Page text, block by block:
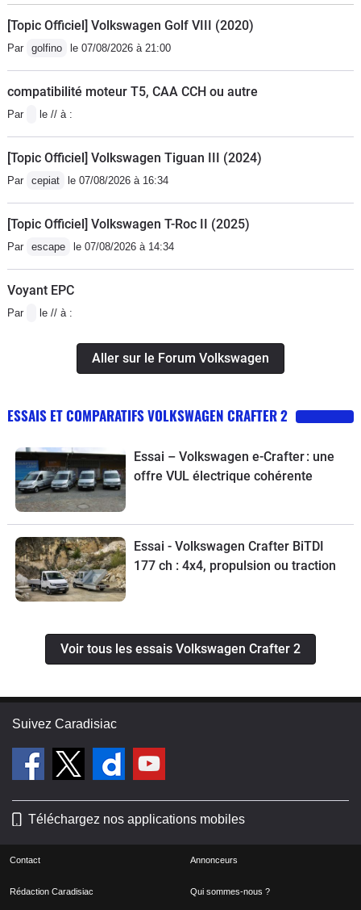
[Topic Officiel] Volkswagen Golf VIII (2020)
Par golfino le 07/08/2026 à 21:00
compatibilité moteur T5, CAA CCH ou autre
Par le // à :
[Topic Officiel] Volkswagen Tiguan III (2024)
Par cepiat le 07/08/2026 à 16:34
[Topic Officiel] Volkswagen T-Roc II (2025)
Par escape le 07/08/2026 à 14:34
Voyant EPC
Par le // à :
Aller sur le Forum Volkswagen
ESSAIS ET COMPARATIFS VOLKSWAGEN CRAFTER 2
Essai – Volkswagen e-Crafter : une
offre VUL électrique cohérente
Essai - Volkswagen Crafter BiTDI
177 ch : 4x4, propulsion ou traction
Voir tous les essais Volkswagen Crafter 2
Suivez Caradisiac
Téléchargez nos applications mobiles
Contact Annonceurs
Rédaction Caradisiac Qui sommes-nous ?